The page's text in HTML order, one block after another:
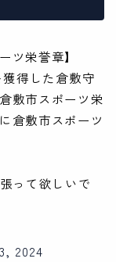
ツ栄誉章】
得した倉敷守
敷市スポーツ栄
倉敷市スポーツ
って欲しいで
2024